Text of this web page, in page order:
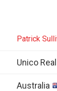
Patrick
Unico
Australia